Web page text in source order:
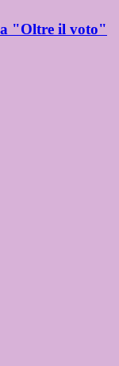
"Oltre il voto"